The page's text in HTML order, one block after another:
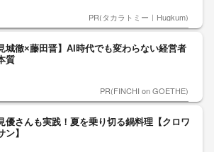
PR(タカラトミー｜Hugkum)
城徹×藤田晋】AI時代でも変わらない経営者
質
PR(FINCHI on GOETHE)
優さんも実践！夏を乗り切る鍋料理【クロワ
ン】